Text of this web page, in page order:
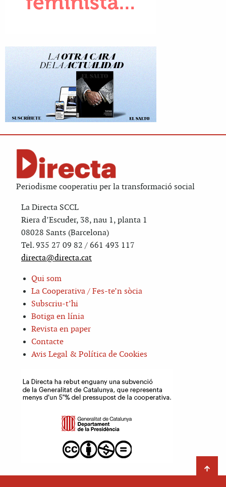
Periodisme cooperatiu per la transformació social
La Directa SCCL
Riera d’Escuder, 38, nau 1, planta 1
08028 Sants (Barcelona)
Tel. 935 27 09 82 / 661 493 117
directa@directa.cat
Qui som
La Cooperativa / Fes-te’n sòcia
Subscriu-t’hi
Botiga en línia
Revista en paper
Contacte
Avis Legal & Política de Cookies